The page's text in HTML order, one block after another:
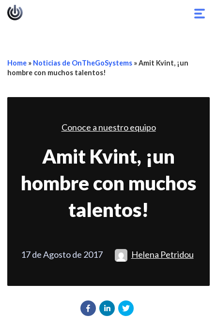
Home » Noticias de OnTheGoSystems »Amit Kvint, ¡un
hombre con muchos talentos!
Conoce a nuestro equipo
Amit Kvint, ¡un
hombre con muchos
talentos!
17 de Agosto de 2017 Helena Petridou